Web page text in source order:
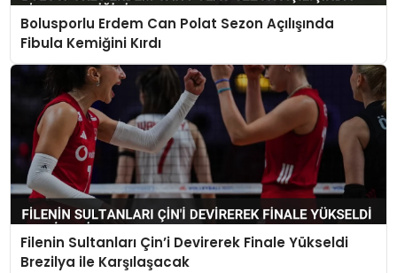
Bolusporlu Erdem Can Polat Sezon Açılışında
Fibula Kemiğini Kırdı
Filenin Sultanları Çin’i Devirerek Finale Yükseldi
Brezilya ile Karşılaşacak